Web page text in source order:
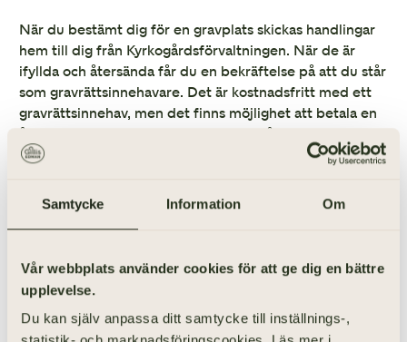
Samtycke Information Om
Vår webbplats använder cookies för att ge dig en bättre
upplevelse.
Du kan själv anpassa ditt samtycke till inställnings-,
När du bestämt dig för en gravplats skickas handlingar
hem till dig från Kyrkogårdsförvaltningen. När de är
ifyllda och återsända får du en bekräftelse på att du står
som gravrättsinnehavare. Det är kostnadsfritt med ett
gravrättsinnehav, men det finns möjlighet att betala en
årlig summa för gravskötsel. Du kan stå som ensam
gravrättsinnehavare eller dela innehavet med någon i
en gravsättning.
RELATERADE FRÅGOR
Behöver jag beställa en ny gravsten eller kan
vi lägga till text på en gammal gravsten?